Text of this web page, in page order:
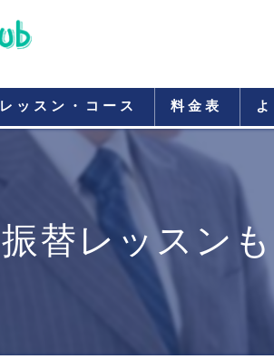
レッスン・コース 料金表
振替レッスン